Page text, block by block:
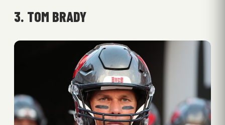
3. TOM BRADY